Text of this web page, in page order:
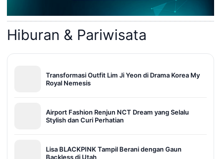
Hiburan & Pariwisata
Transformasi Outfit Lim Ji Yeon di Drama Korea My
Royal Nemesis
Airport Fashion Renjun NCT Dream yang Selalu
Stylish dan Curi Perhatian
Lisa BLACKPINK Tampil Berani dengan Gaun
Backless di Utah